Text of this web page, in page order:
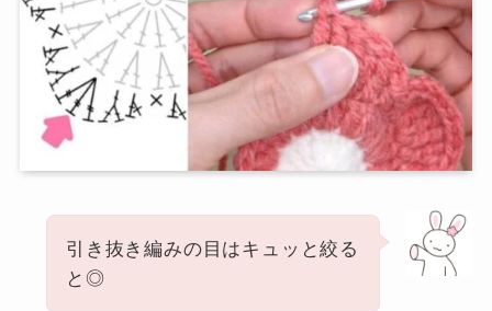
引き抜き編みの目はキュッと絞る
と◎